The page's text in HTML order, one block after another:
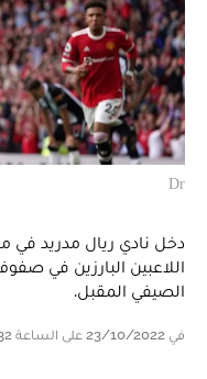
Dr
دخل نادي ريال مدريد في
اللاعبين البارزين في
الصيفي المقبل.
في 23/10/2022 على الساعة 15:32